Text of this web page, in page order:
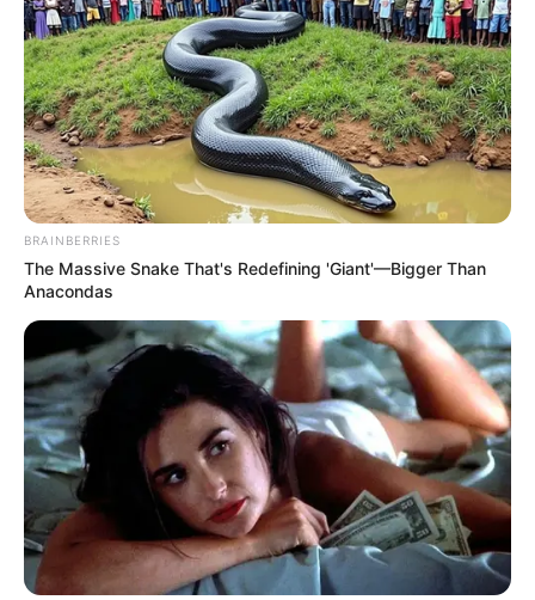
BRAINBERRIES
The Massive Snake That's Redefining 'Giant'—Bigger Than
Anacondas